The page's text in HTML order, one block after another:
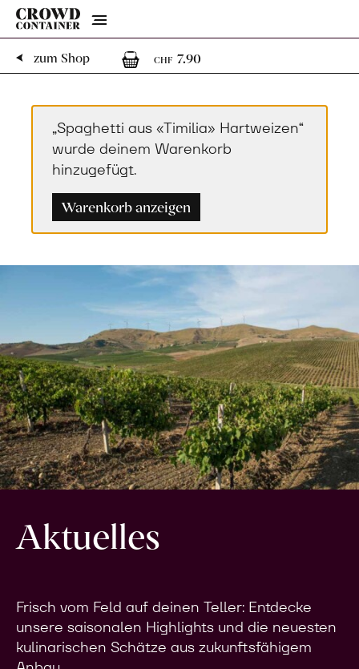
Menu
zum Shop
CHF 7.90
„Spaghetti aus «Timilia» Hartweizen“
wurde deinem Warenkorb
hinzugefügt.
Warenkorb anzeigen
Aktuelles
Frisch vom Feld auf deinen Teller: Entdecke
unsere saisonalen Highlights und die neuesten
kulinarischen Schätze aus zukunftsfähigem